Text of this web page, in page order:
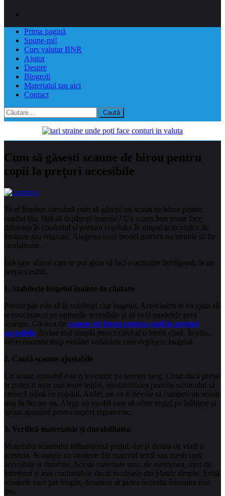
Prima pagină
Spune-mi!
Curs valutar BNR
Ajutor
Despre
Blogroll
Materialul tau aici
Contact
Caută
după:
Cum să găsești scaune de birou pentru
copii la prețuri accesibile
Te-ai întrebat vreodată cum să găsești un scaun de birou pentru
copilul tău, fără să depășești bugetul? Un scaun bun poate face
diferența în confortul și postura copilului în timpul activităților de
învățare sau relaxare. Alegerea unui model potrivit nu trebuie să fie
costisitoare.
Iată șase sfaturi care te pot ajuta să faci o achiziție inteligentă, la un
preț accesibil.
1. Stabilește bugetul înainte de căutare
Primul pas este să îți stabilești clar bugetul. Acest lucru te va ajuta să
te concentrezi pe opțiunile accesibile și să eviți modelele prea
scumpe. Găsirea de scaune de birou pentru copii la prețuri
accesibile devine mai simplă atunci când ai o limită clară. În plus,
vei economisi timp evitând variantele care depășesc bugetul.
2. Caută scaune ajustabile
Un scaun ajustabil este o investiție pe termen lung. Chiar dacă prețul
ar putea fi ușor mai mare inițial, ajustabilitatea permite scaunului să
crească odată cu copilul. Astfel, nu va fi nevoie să cumperi un scaun
nou în fiecare an. Alege un model care să ofere reglaj pe înălțime și
spătar ajustabil pentru suport ergonomic.
3. Verifică materialele și durabilitatea
Materialul scaunului influențează prețul, dar și durata de viață a
acestuia. Scaunele cu tapițerie din material textil sau mesh sunt
accesibile și durabile. Aceste materiale sunt, de asemenea, ușor de
întreținut și mai confortabile decât modelele din plastic simplu. Evită
scaunele care par fragile, deoarece ar putea necesita înlocuire mai
des.